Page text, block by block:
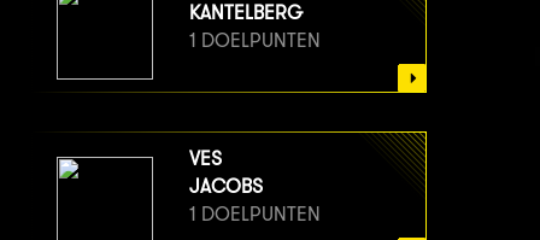
KANTELBERG
1 DOELPUNTEN
VES
JACOBS
1 DOELPUNTEN